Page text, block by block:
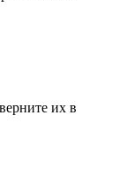
их в